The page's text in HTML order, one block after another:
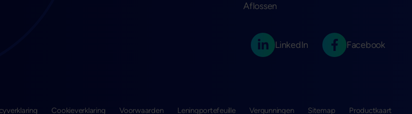
Aflossen
LinkedIn Facebook
Cookieverklaring Voorwaarden Leningportefeuille Vergunningen Sitemap Productkaart